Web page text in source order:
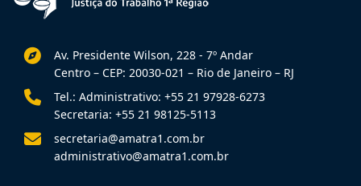
Av. Presidente Wilson, 228 - 7º Andar
Centro – CEP: 20030-021 – Rio de Janeiro – RJ
Tel.: Administrativo: +55 21 97928-6273
Secretaria: +55 21 98125-5113
secretaria@amatra1.com.br
administrativo@amatra1.com.br